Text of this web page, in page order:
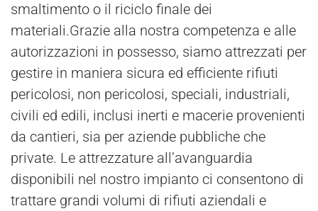
smaltimento o il riciclo finale dei
materiali.Grazie alla nostra competenza e alle
autorizzazioni in possesso, siamo attrezzati per
gestire in maniera sicura ed efficiente rifiuti
pericolosi, non pericolosi, speciali, industriali,
civili ed edili, inclusi inerti e macerie provenienti
da cantieri, sia per aziende pubbliche che
private. Le attrezzature all’avanguardia
disponibili nel nostro impianto ci consentono di
trattare grandi volumi di rifiuti aziendali e